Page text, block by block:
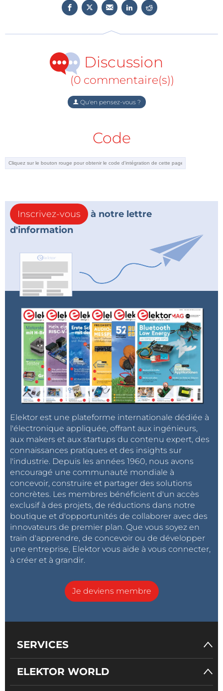
Discussion
(0 commentaire(s))
Qu'en pensez-vous ?
Code
Inscrivez-vous
à notre lettre
d'information
Elektor est une plateforme internationale dédiée à
l'électronique appliquée, offrant aux ingénieurs,
aux makers et aux startups du contenu expert, des
connaissances pratiques et des insights sur
l'industrie. Depuis les années 1960, nous avons
encouragé une communauté mondiale à
concevoir, construire et partager des solutions
concrètes. Les membres bénéficient d'un accès
exclusif à des projets, de réductions dans notre
boutique et d'opportunités de collaborer avec des
innovateurs de premier plan. Que vous soyez en
train d'apprendre, de concevoir ou de développer
une entreprise, Elektor vous aide à vous connecter,
à créer et à grandir.
Je deviens membre
SERVICES
ELEKTOR WORLD